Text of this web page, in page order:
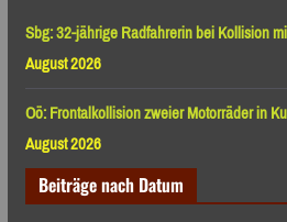
Sbg: 32-jährige Radfahrerin bei Kollision
August 2026
Oö: Frontalkollision zweier Motorräder in
August 2026
Beiträge nach Datum